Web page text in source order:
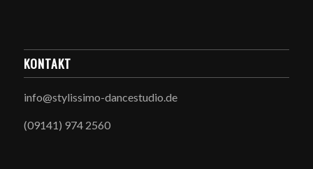
KONTAKT
info@stylissimo-dancestudio.de
(09141) 974 2560